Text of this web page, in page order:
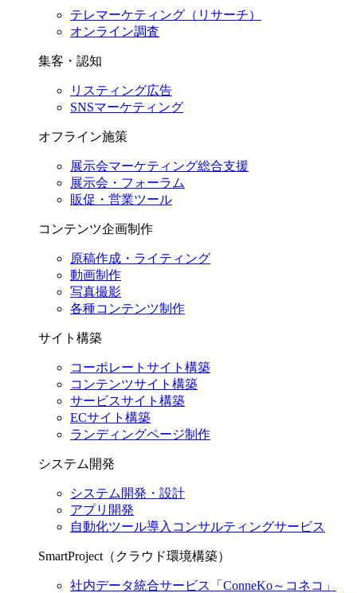
テレマーケティング（リサーチ）
オンライン調査
集客・認知
リスティング広告
SNSマーケティング
オフライン施策
展示会マーケティング総合支援
展示会・フォーラム
販促・営業ツール
コンテンツ企画制作
原稿作成・ライティング
動画制作
写真撮影
各種コンテンツ制作
サイト構築
コーポレートサイト構築
コンテンツサイト構築
サービスサイト構築
ECサイト構築
ランディングページ制作
システム開発
システム開発・設計
アプリ開発
自動化ツール導入コンサルティングサービス
SmartProject（クラウド環境構築）
社内データ統合サービス「ConneKo～コネコ」